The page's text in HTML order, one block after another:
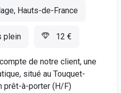
Hauts-de-France
plein 12 €
de notre client, une
situé au Touquet-
prêt-à-porter (H/F)